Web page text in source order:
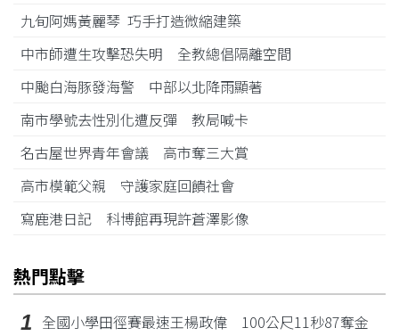
九旬阿媽黃麗琴 巧手打造微縮建築
中市師遭生攻擊恐失明 全教總倡隔離空間
中颱白海豚發海警 中部以北降雨顯著
南市學號去性別化遭反彈 教局喊卡
名古屋世界青年會議 高市奪三大賞
高市模範父親 守護家庭回饋社會
寫鹿港日記 科博館再現許蒼澤影像
熱門點擊
1 全國小學田徑賽最速王楊政偉 100公尺11秒87奪金